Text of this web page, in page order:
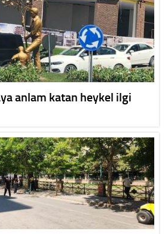
anlam katan heykel ilgi